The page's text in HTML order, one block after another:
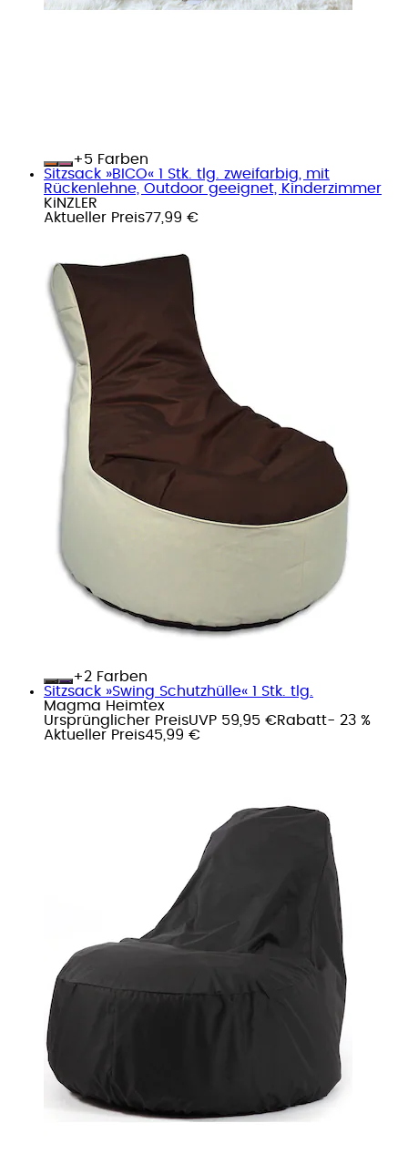
+
Farben
Sitzsack »BICO« 1 Stk. tlg. zweifarbig, mit
Rückenlehne, Outdoor geeignet, Kinderzimmer
KiNZLER
Aktueller Preis77,99 €
+
Farben
Sitzsack »Swing Schutzhülle« 1 Stk. tlg.
Magma Heimtex
Ursprünglicher PreisUVP 59,95 €Rabatt- 23 %
Aktueller Preis45,99 €